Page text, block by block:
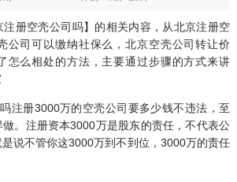
册空壳公司吗】的相关内容，从北京注册空
公司可以缴纳社保么，北京空壳公司转让价
怎么相处的方法，主要通过步骤的方式来讲
注册3000万的空壳公司要多少钱不违法，至
。注册资本3000万是股东的责任，不代表公
说不管你这3000万到不到位，3000万的责任